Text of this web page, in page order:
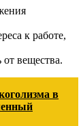
к работе,
вещества.
в